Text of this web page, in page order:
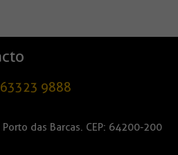
9888
das Barcas. CEP: 64200-200